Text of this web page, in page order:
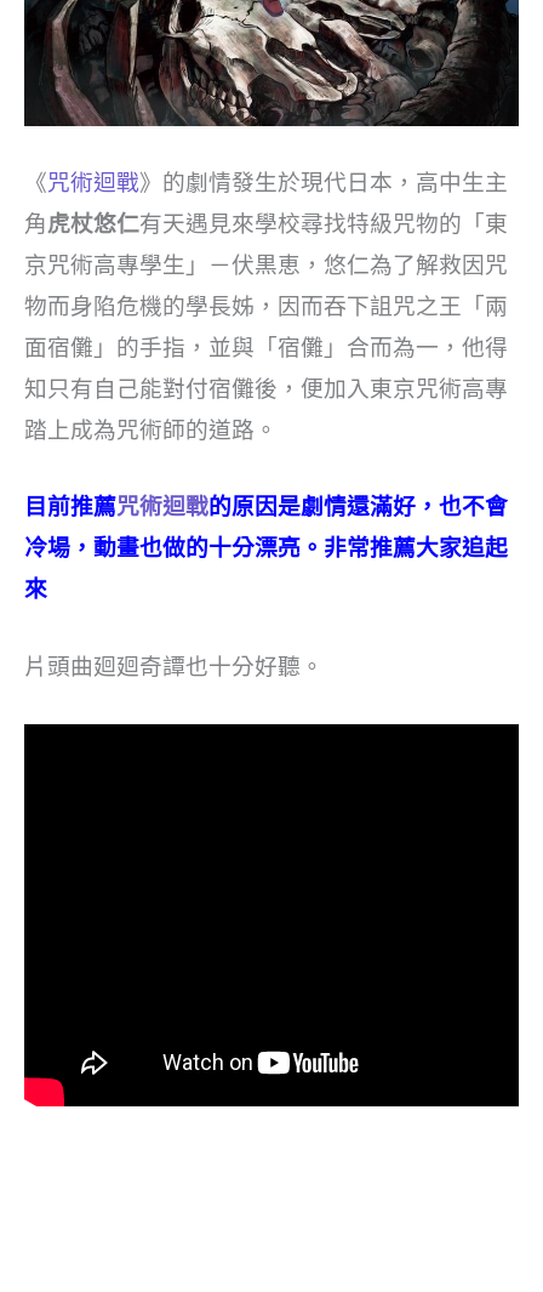
《咒術迴戰》的劇情發生於現代日本，高中生主
角虎杖悠仁有天遇見來學校尋找特級咒物的「東
京咒術高專學生」－伏黒恵，悠仁為了解救因咒
物而身陷危機的學長姊，因而吞下詛咒之王「兩
面宿儺」的手指，並與「宿儺」合而為一，他得
知只有自己能對付宿儺後，便加入東京咒術高專
踏上成為咒術師的道路。
目前推薦咒術迴戰的原因是劇情還滿好，也不會
冷場，動畫也做的十分漂亮。非常推薦大家追起
來
片頭曲廻廻奇譚也十分好聽。